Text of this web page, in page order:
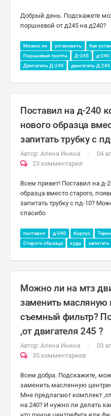
Добрый день. Подскажете
поршневой от д245 на д240?
Можно ли установить Как
Поршневая группа
Д-245 д-240
Двигатель Д-240
двигатель Д 245
Поставил на д-240
нового образца
запитать трубку с
Автор: Алена Инина
04
23 комментария
Всем привет! Поставил на д-
образца вместо старого,
запитать трубку с пд-10?
спасибо
поставил д-240 Корпус
Старого образца
куда запитать
Можно ли на мтз
заменить масляную
съемный фильтр?
,от двигателя 245 ?
Автор: Алена Инина
03
35 комментариев
Всем добра. Подскажите,
заменить масленную
Мне предлагают комплект
на 240? И нужно ли делать